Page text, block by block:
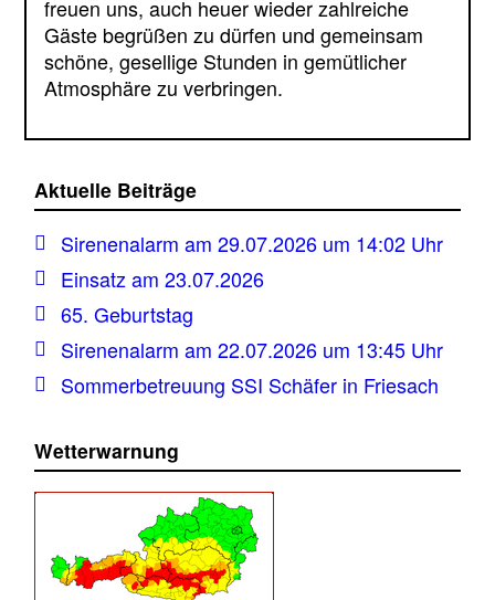
freuen uns, auch heuer wieder zahlreiche
Gäste begrüßen zu dürfen und gemeinsam
schöne, gesellige Stunden in gemütlicher
Atmosphäre zu verbringen.
Aktuelle Beiträge
Sirenenalarm am 29.07.2026 um 14:02 Uhr
Einsatz am 23.07.2026
65. Geburtstag
Sirenenalarm am 22.07.2026 um 13:45 Uhr
Sommerbetreuung SSI Schäfer in Friesach
Wetterwarnung